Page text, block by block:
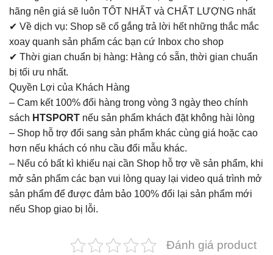
hãng nên giá sẽ luôn TỐT NHẤT và CHẤT LƯỢNG nhất
✔ Về dịch vụ: Shop sẽ cố gắng trả lời hết những thắc mắc
xoay quanh sản phẩm các bạn cứ Inbox cho shop
✔ Thời gian chuẩn bị hàng: Hàng có sẵn, thời gian chuẩn
bị tối ưu nhất.
Quyền Lợi của Khách Hàng
– Cam kết 100% đổi hàng trong vòng 3 ngày theo chính
sách HTSPORT nếu sản phẩm khách đặt không hài lòng
– Shop hỗ trợ đổi sang sản phẩm khác cùng giá hoặc cao
hơn nếu khách có nhu cầu đổi mẫu khác.
– Nếu có bất kì khiếu nại cần Shop hỗ trợ về sản phẩm, khi
mở sản phẩm các bạn vui lòng quay lại video quá trình mở
sản phẩm để được đảm bảo 100% đổi lại sản phẩm mới
nếu Shop giao bị lỗi.
Đánh giá product